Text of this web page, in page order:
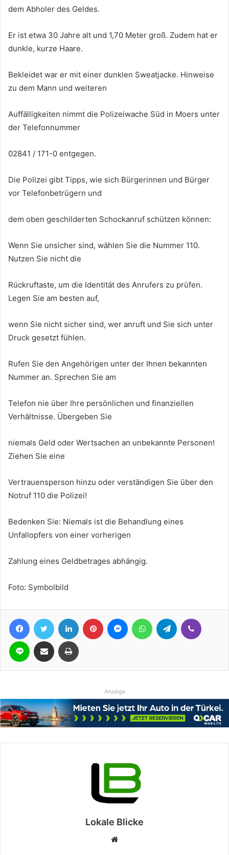
dem Abholer des Geldes.
Er ist etwa 30 Jahre alt und 1,70 Meter groß. Zudem hat er
dunkle, kurze Haare.
Bekleidet war er mit einer dunklen Sweatjacke. Hinweise
zu dem Mann und weiteren
Auffälligkeiten nimmt die Polizeiwache Süd in Moers unter
der Telefonnummer
02841 / 171-0 entgegen.
Die Polizei gibt Tipps, wie sich Bürgerinnen und Bürger
vor Telefonbetrügern und
dem oben geschilderten Schockanruf schützen können:
Wenn Sie unsicher sind, wählen Sie die Nummer 110.
Nutzen Sie nicht die
Rückruftaste, um die Identität des Anrufers zu prüfen.
Legen Sie am besten auf,
wenn Sie nicht sicher sind, wer anruft und Sie sich unter
Druck gesetzt fühlen.
Rufen Sie den Angehörigen unter der Ihnen bekannten
Nummer an. Sprechen Sie am
Telefon nie über Ihre persönlichen und finanziellen
Verhältnisse. Übergeben Sie
niemals Geld oder Wertsachen an unbekannte Personen!
Ziehen Sie eine
Vertrauensperson hinzu oder verständigen Sie über den
Notruf 110 die Polizei!
Bedenken Sie: Niemals ist die Behandlung eines
Unfallopfers von einer vorherigen
Zahlung eines Geldbetrages abhängig.
Foto: Symbolbild
FacebookTwitter LinkedIn Pinterest MessengerWhatsAppTelegram
Line Teile per E-Mail Drucken
Anzeige
Lokale Blicke
Webseite